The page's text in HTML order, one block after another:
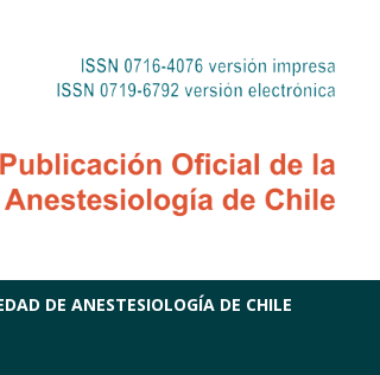
DE ANESTESIOLOGÍA DE CHILE